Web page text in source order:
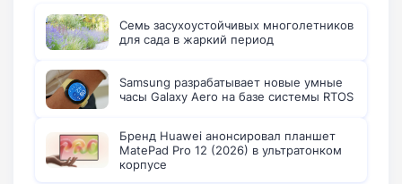
Семь засухоустойчивых многолетников
для сада в жаркий период
Samsung разрабатывает новые умные
часы Galaxy Aero на базе системы RTOS
Бренд Huawei анонсировал планшет
MatePad Pro 12 (2026) в ультратонком
корпусе